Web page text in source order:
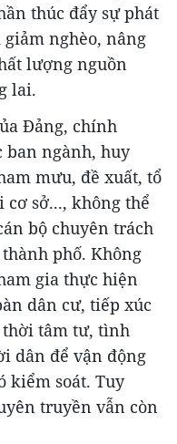
thúc đẩy sự phát
nghèo, nâng
lượng nguồn
lai.
Đảng, chính
ban ngành, huy
mưu, đề xuất, tổ
sở..., không thể
bộ chuyên trách
phố. Không
gia thực hiện
dân cư, tiếp xúc
tâm tư, tình
dân để vận động
kiểm soát. Tuy
truyền vẫn còn